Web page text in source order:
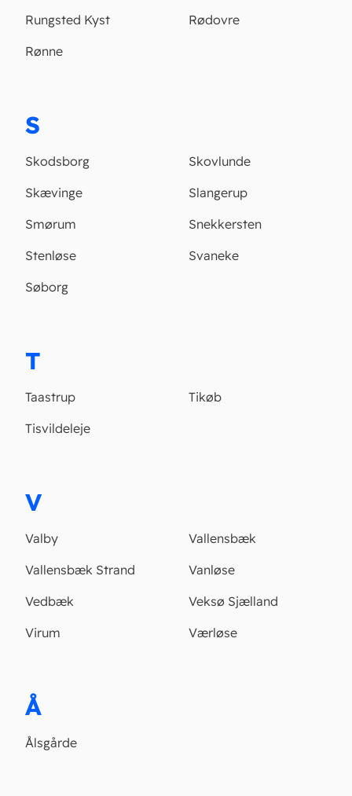
Rungsted Kyst
Rødovre
Rønne
S
Skodsborg
Skovlunde
Skævinge
Slangerup
Smørum
Snekkersten
Stenløse
Svaneke
Søborg
T
Taastrup
Tikøb
Tisvildeleje
V
Valby
Vallensbæk
Vallensbæk Strand
Vanløse
Vedbæk
Veksø Sjælland
Virum
Værløse
Å
Ålsgårde